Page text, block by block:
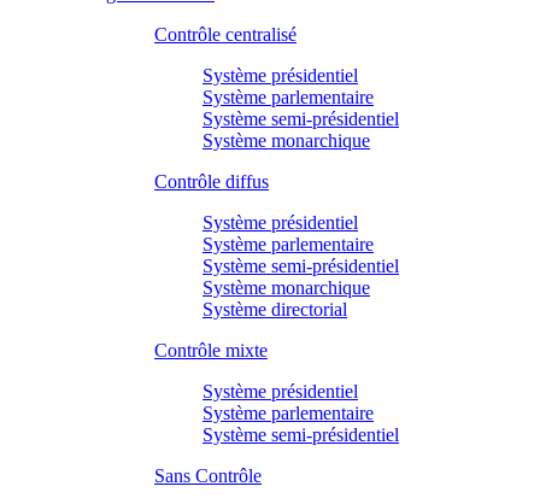
Contrôle centralisé
Système présidentiel
Système parlementaire
Système semi-présidentiel
Système monarchique
Contrôle diffus
Système présidentiel
Système parlementaire
Système semi-présidentiel
Système monarchique
Système directorial
Contrôle mixte
Système présidentiel
Système parlementaire
Système semi-présidentiel
Sans Contrôle